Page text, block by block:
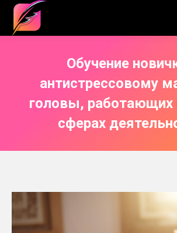
Обучение
антистрессовому
головы, работающих
сферах